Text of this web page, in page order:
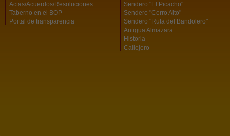
Actas/Acuerdos/Resoluciones
Taberno en el BOP
Portal de transparencia
Sendero "El Picacho"
Sendero "Cerro Alto"
Sendero "Ruta del Bandolero"
Antigua Almazara
Historia
Callejero